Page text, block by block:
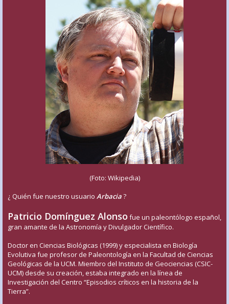
(Foto: Wikipedia)
¿ Quién fue nuestro usuario Arbacia?
Patricio Domínguez Alonso fue un paleontólogo español,
gran amante de la Astronomía y Divulgador Científico.
Doctor en Ciencias Biológicas (1999) y especialista en Biología
Evolutiva fue profesor de Paleontología en la Facultad de Ciencias
Geológicas de la UCM. Miembro del Instituto de Geociencias (CSIC-
UCM) desde su creación, estaba integrado en la línea de
Investigación del Centro “Episodios críticos en la historia de la
Tierra”.